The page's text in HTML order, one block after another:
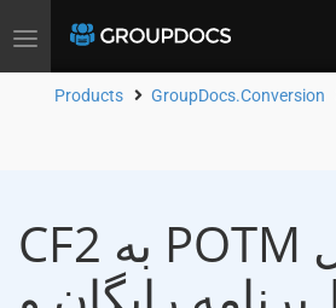
Toggle
Products GroupDocs.Conversion
CF2 به POTM مبدل